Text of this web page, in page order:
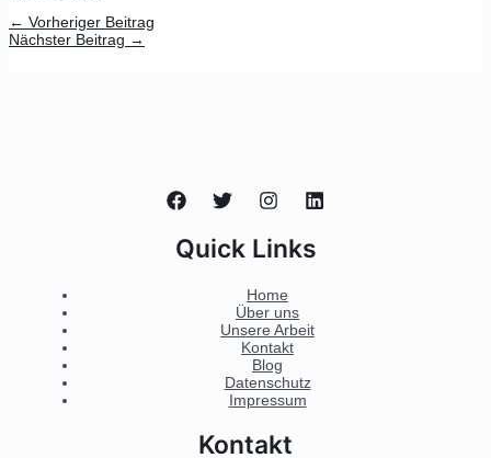
← Vorheriger Beitrag
Nächster Beitrag →
Quick Links
Home
Über uns
Unsere Arbeit
Kontakt
Blog
Datenschutz
Impressum
Kontakt